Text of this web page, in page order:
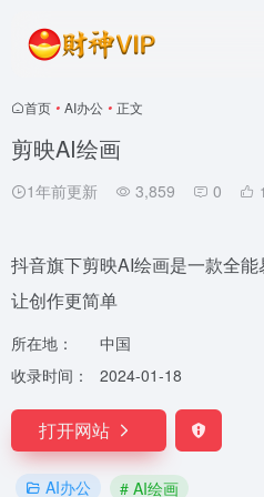
首页 • AI办公 • 正文
剪映AI绘画
1年前更新 3,859 0 1
抖音旗下剪映AI绘画是一款全能
让创作更简单
所在地：
中国
收录时间：
2024-01-18
打开网站
AI办公 # AI绘画